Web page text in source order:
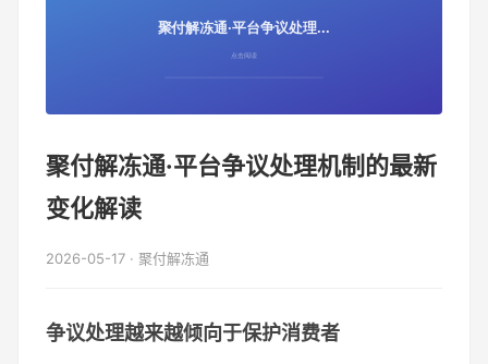
聚付解冻通·平台争议处理机制的最新
变化解读
2026-05-17 · 聚付解冻通
争议处理越来越倾向于保护消费者